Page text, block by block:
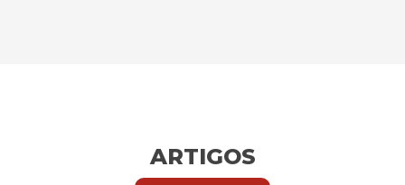
ARTIGOS